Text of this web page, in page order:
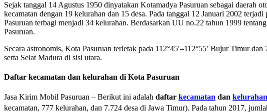
Sejak tanggal 14 Agustus 1950 dinyatakan Kotamadya Pasuruan sebagai daerah
kecamatan dengan 19 kelurahan dan 15 desa. Pada tanggal 12 Januari 2002
Pasuruan terbagi menjadi 34 kelurahan. Berdasarkan UU no.22 tahun 1999
Pasuruan.
Secara astronomis, Kota Pasuruan terletak pada 112°45′–112°55′ Bujur Timur
serta Selat Madura di sisi utara.
Daftar kecamatan dan kelurahan di Kota Pasuruan
Jasa Kirim Mobil Pasuruan – Berikut ini adalah daftar kecamatan dan kelurahan
kecamatan, 777 kelurahan, dan 7.724 desa di Jawa Timur). Pada tahun 2017,